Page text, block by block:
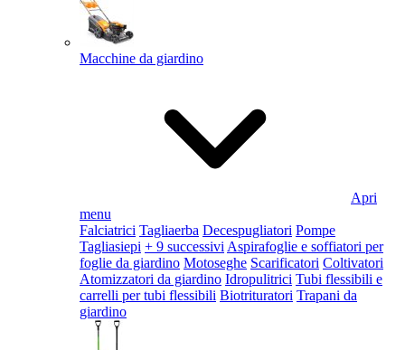
Macchine da giardino
Apri
menu
Falciatrici Tagliaerba Decespugliatori Pompe
Tagliasiepi + 9 successivi Aspirafoglie e soffiatori per
foglie da giardino Motoseghe Scarificatori Coltivatori
Atomizzatori da giardino Idropulitrici Tubi flessibili e
carrelli per tubi flessibili Biotrituratori Trapani da
giardino